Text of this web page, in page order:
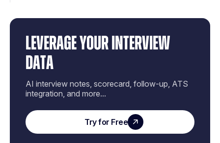
LEVERAGE YOUR INTERVIEW
DATA
AI interview notes, scorecard, follow-up, ATS
integration, and more...
Try for Free